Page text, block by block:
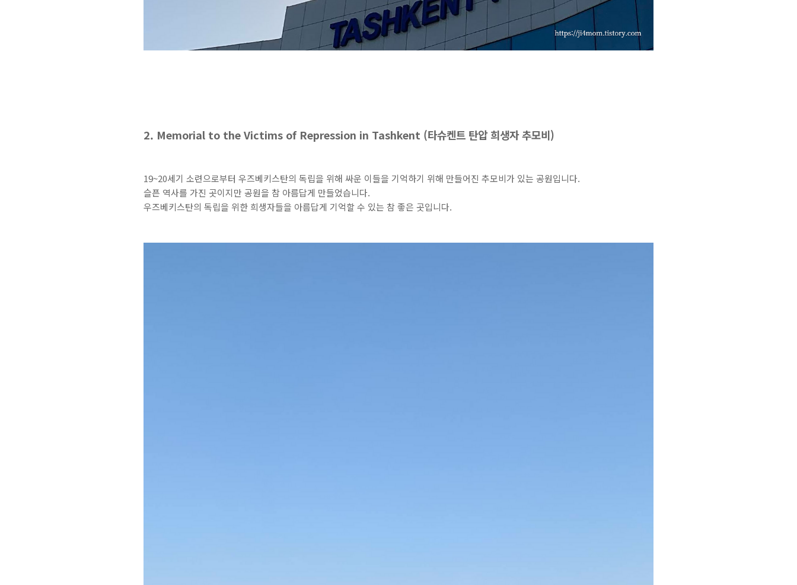
2. Memorial to the Victims of Repression in Tashkent (타슈켄트 탄압 희생자 추모비)
19~20세기 소련으로부터 우즈베키스탄의 독립을 위해 싸운 이들을 기억하기 위해 만들어진 추모비가 있는 공원입니다.
슬픈 역사를 가진 곳이지만 공원을 참 아름답게 만들었습니다.
우즈베키스탄의 독립을 위한 희생자들을 아름답게 기억할 수 있는 참 좋은 곳입니다.